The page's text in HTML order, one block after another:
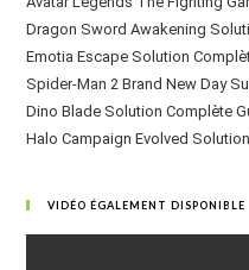
Dragon Sword Awakening
Emotia Escape Solution
Spider-Man 2 Brand New Day
Dino Blade Solution Complète
Halo Campaign Evolved
VIDÉO ÉGALEMENT DISPONIBLE